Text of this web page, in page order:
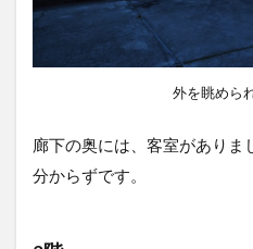
外を眺めら
廊下の奥には、客室がありま
分からずです。